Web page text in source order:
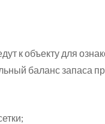
к объекту для
баланс запаса